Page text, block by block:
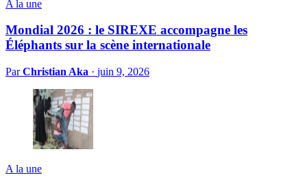
A la une
Mondial 2026 : le SIREXE accompagne les
Éléphants sur la scène internationale
ParChristian Aka · juin 9, 2026
A la une